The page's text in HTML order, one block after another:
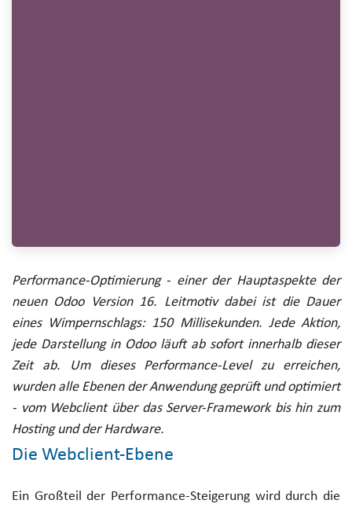
Performance-Optimierung - einer der Hauptaspekte der
neuen Odoo Version 16. Leitmotiv dabei ist die Dauer
eines Wimpernschlags: 150 Millisekunden. Jede Aktion,
jede Darstellung in Odoo läuft ab sofort innerhalb dieser
Zeit ab. Um dieses Performance-Level zu erreichen,
wurden alle Ebenen der Anwendung geprüft und optimiert
- vom Webclient über das Server-Framework bis hin zum
Hosting und der Hardware.
Die Webclient-Ebene
Ein Großteil der Performance-Steigerung wird durch die